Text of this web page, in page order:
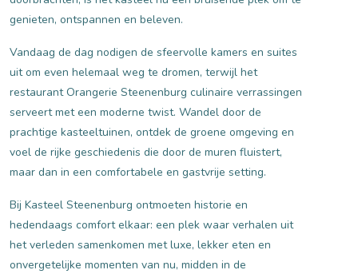
genieten, ontspannen en beleven.
Vandaag de dag nodigen de sfeervolle kamers en suites
uit om even helemaal weg te dromen, terwijl het
restaurant Orangerie Steenenburg culinaire verrassingen
serveert met een moderne twist. Wandel door de
prachtige kasteeltuinen, ontdek de groene omgeving en
voel de rijke geschiedenis die door de muren fluistert,
maar dan in een comfortabele en gastvrije setting.
Bij Kasteel Steenenburg ontmoeten historie en
hedendaags comfort elkaar: een plek waar verhalen uit
het verleden samenkomen met luxe, lekker eten en
onvergetelijke momenten van nu, midden in de